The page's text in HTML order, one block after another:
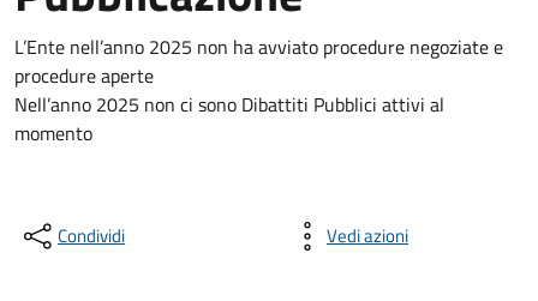
L’Ente nell’anno 2025 non ha avviato procedure negoziate e
procedure aperte
Nell’anno 2025 non ci sono Dibattiti Pubblici attivi al
momento
Condividi Vedi azioni